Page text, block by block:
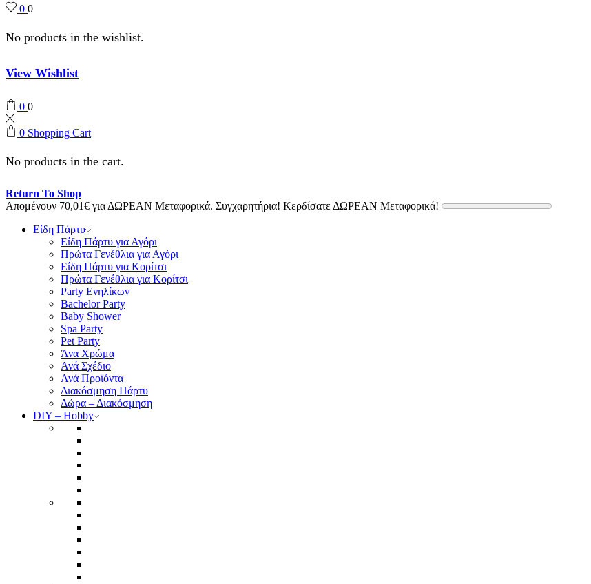
0 0
No products in the wishlist.
View Wishlist
0 0
0 Shopping Cart
No products in the cart.
Return To Shop
Απομένουν 70,01€ για ΔΩΡΕΑΝ Μεταφορικά. Συγχαρητήρια! Κερδίσατε ΔΩΡΕΑΝ Μεταφορικά!
Είδη Πάρτυ
Είδη Πάρτυ για Αγόρι
Πρώτα Γενέθλια για Αγόρι
Είδη Πάρτυ για Κορίτσι
Πρώτα Γενέθλια για Κορίτσι
Party Ενηλίκων
Bachelor Party
Baby Shower
Spa Party
Pet Party
Άνα Χρώμα
Ανά Σχέδιο
Ανά Προϊόντα
Διακόσμηση Πάρτυ
Δώρα – Διακόσμηση
DIY – Hobby